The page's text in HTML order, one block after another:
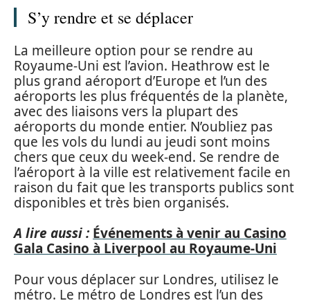
S’y rendre et se déplacer
La meilleure option pour se rendre au
Royaume-Uni est l’avion. Heathrow est le
plus grand aéroport d’Europe et l’un des
aéroports les plus fréquentés de la planète,
avec des liaisons vers la plupart des
aéroports du monde entier. N’oubliez pas
que les vols du lundi au jeudi sont moins
chers que ceux du week-end. Se rendre de
l’aéroport à la ville est relativement facile en
raison du fait que les transports publics sont
disponibles et très bien organisés.
A lire aussi : Événements à venir au Casino
Gala Casino à Liverpool au Royaume-Uni
Pour vous déplacer sur Londres, utilisez le
métro. Le métro de Londres est l’un des